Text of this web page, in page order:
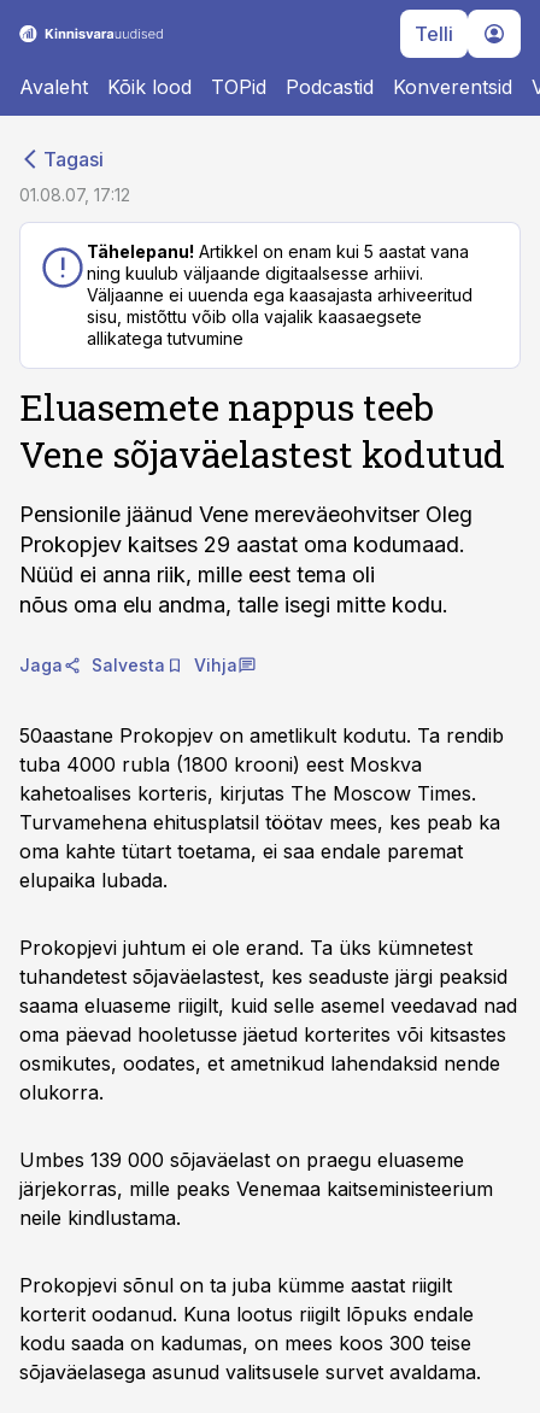
Telli
Avaleht Kõik lood TOPid Podcastid Konverentsid
Tagasi
01.08.07, 17:12
Tähelepanu! Artikkel on enam kui 5 aastat vana
ning kuulub väljaande digitaalsesse arhiivi.
Väljaanne ei uuenda ega kaasajasta arhiveeritud
sisu, mistõttu võib olla vajalik kaasaegsete
allikatega tutvumine
Eluasemete nappus teeb
Vene sõjaväelastest kodutud
Pensionile jäänud Vene mereväeohvitser Oleg
Prokopjev kaitses 29 aastat oma kodumaad.
Nüüd ei anna riik, mille eest tema oli
nõus oma elu andma, talle isegi mitte kodu.
Jaga Salvesta Vihja
50aastane Prokopjev on ametlikult kodutu. Ta rendib
tuba 4000 rubla (1800 krooni) eest Moskva
kahetoalises korteris, kirjutas The Moscow Times.
Turvamehena ehitusplatsil töötav mees, kes peab ka
oma kahte tütart toetama, ei saa endale paremat
elupaika lubada.
Prokopjevi juhtum ei ole erand. Ta üks kümnetest
tuhandetest sõjaväelastest, kes seaduste järgi peaksid
saama eluaseme riigilt, kuid selle asemel veedavad nad
oma päevad hooletusse jäetud korterites või kitsastes
osmikutes, oodates, et ametnikud lahendaksid nende
olukorra.
Umbes 139 000 sõjaväelast on praegu eluaseme
järjekorras, mille peaks Venemaa kaitseministeerium
neile kindlustama.
Prokopjevi sõnul on ta juba kümme aastat riigilt
korterit oodanud. Kuna lootus riigilt lõpuks endale
kodu saada on kadumas, on mees koos 300 teise
sõjaväelasega asunud valitsusele survet avaldama.